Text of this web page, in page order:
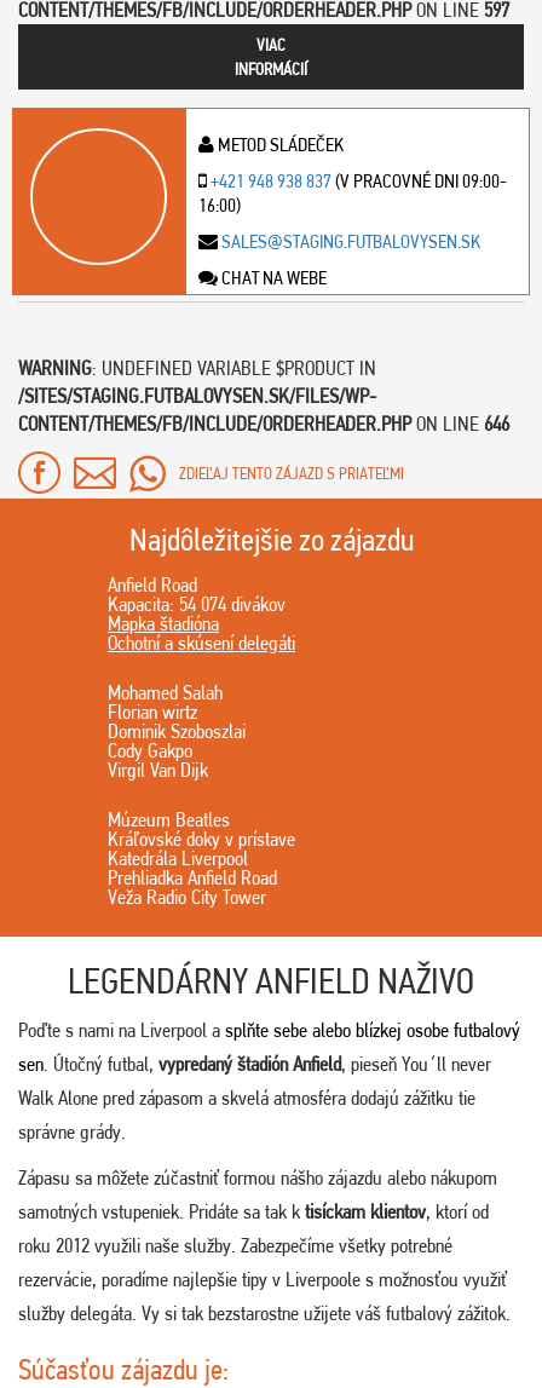
CONTENT/THEMES/FB/INCLUDE/ORDERHEADER.PHPON LINE 597
VIAC
INFORMÁCIÍ
METOD SLÁDEČEK
+421 948 938 837(V PRACOVNÉ DNI 09:00-
16:00)
SALES@STAGING.FUTBALOVYSEN.SK
CHAT NA WEBE
WARNING: UNDEFINED VARIABLE $PRODUCT IN
/SITES/STAGING.FUTBALOVYSEN.SK/FILES/WP-
CONTENT/THEMES/FB/INCLUDE/ORDERHEADER.PHPON LINE 646
ZDIEĽAJ TENTO ZÁJAZD S PRIATEĽMI
Najdôležitejšie zo zájazdu
Anfield Road
Kapacita: 54 074 divákov
Mapka štadióna
Ochotní a skúsení delegáti
Mohamed Salah
Florian wirtz
Dominik Szoboszlai
Cody Gakpo
Virgil Van Dijk
Múzeum Beatles
Kráľovské doky v prístave
Katedrála Liverpool
Prehliadka Anfield Road
Veža Radio City Tower
LEGENDÁRNY ANFIELD NAŽIVO
Poďte s nami na Liverpool a splňte sebe alebo blízkej osobe futbalový
sen. Útočný futbal, vypredaný štadión Anfield, pieseň You´ll never
Walk Alone pred zápasom a skvelá atmosféra dodajú zážitku tie
správne grády.
Zápasu sa môžete zúčastniť formou nášho zájazdu alebo nákupom
samotných vstupeniek. Pridáte sa tak ktisíckam klientov, ktorí od
roku 2012 využili naše služby. Zabezpečíme všetky potrebné
rezervácie, poradíme najlepšie tipy v Liverpoole s možnosťou využiť
služby delegáta. Vy si tak bezstarostne užijete váš futbalový zážitok.
Súčasťou zájazdu je: